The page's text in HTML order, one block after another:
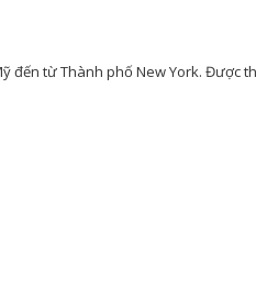
đến từ Thành phố New York. Được